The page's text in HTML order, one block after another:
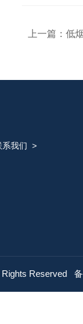
上一篇： 低
系我们 >
Reserved